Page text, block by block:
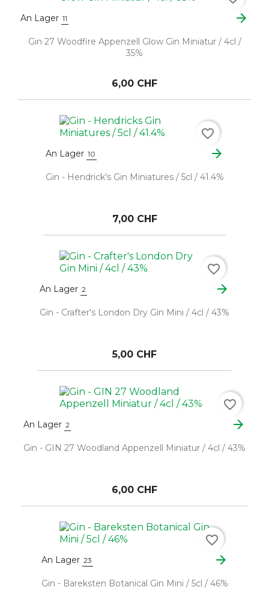
An Lager 11 arrow_forward
Gin 27 Woodfire Appenzell Glow Gin Miniatur / 4cl /
35%
6,00 CHF
An Lager 10 arrow_forward
Gin - Hendrick's Gin Miniatures / 5cl / 41.4%
7,00 CHF
favorite_border
An Lager 2 arrow_forward
Gin - Crafter's London Dry Gin Mini / 4cl / 43%
5,00 CHF
favorite_border
An Lager 2 arrow_forward
Gin - GIN 27 Woodland Appenzell Miniatur / 4cl / 43%
6,00 CHF
favorite_border
An Lager 23 arrow_forward
Gin - Bareksten Botanical Gin Mini / 5cl / 46%
favorite_border